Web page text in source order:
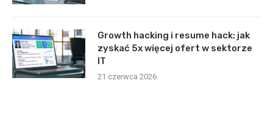
Growth hacking i resume hack: jak
zyskać 5x więcej ofert w sektorze
IT
21 czerwca 2026